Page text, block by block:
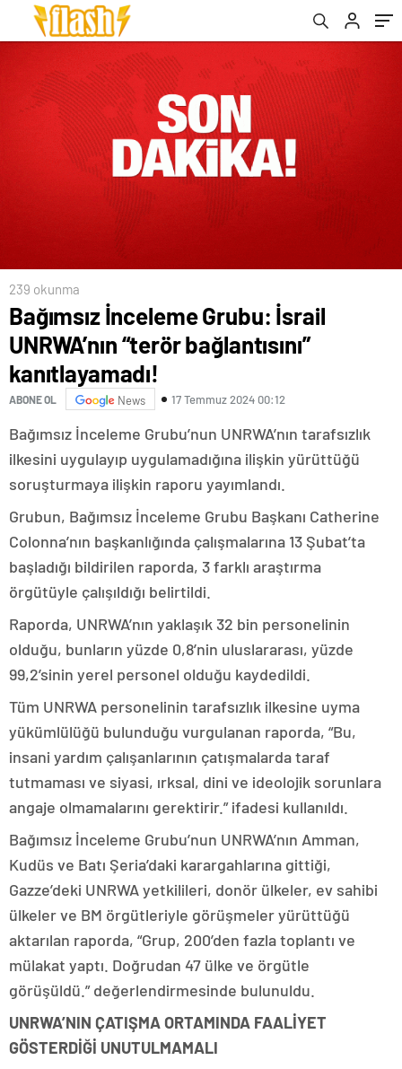
239 okunma
Bağımsız İnceleme Grubu: İsrail
UNRWA’nın “terör bağlantısını”
kanıtlayamadı!
ABONE OL News 17 Temmuz 2024 00:12
Bağımsız İnceleme Grubu’nun UNRWA’nın tarafsızlık
ilkesini uygulayıp uygulamadığına ilişkin yürüttüğü
soruşturmaya ilişkin raporu yayımlandı.
Grubun, Bağımsız İnceleme Grubu Başkanı Catherine
Colonna’nın başkanlığında çalışmalarına 13 Şubat’ta
başladığı bildirilen raporda, 3 farklı araştırma
örgütüyle çalışıldığı belirtildi.
Raporda, UNRWA’nın yaklaşık 32 bin personelinin
olduğu, bunların yüzde 0,8’nin uluslararası, yüzde
99,2’sinin yerel personel olduğu kaydedildi.
Tüm UNRWA personelinin tarafsızlık ilkesine uyma
yükümlülüğü bulunduğu vurgulanan raporda, “Bu,
insani yardım çalışanlarının çatışmalarda taraf
tutmaması ve siyasi, ırksal, dini ve ideolojik sorunlara
angaje olmamalarını gerektirir.” ifadesi kullanıldı.
Bağımsız İnceleme Grubu’nun UNRWA’nın Amman,
Kudüs ve Batı Şeria’daki karargahlarına gittiği,
Gazze’deki UNRWA yetkilileri, donör ülkeler, ev sahibi
ülkeler ve BM örgütleriyle görüşmeler yürüttüğü
aktarılan raporda, “Grup, 200’den fazla toplantı ve
mülakat yaptı. Doğrudan 47 ülke ve örgütle
görüşüldü.” değerlendirmesinde bulunuldu.
UNRWA’NIN ÇATIŞMA ORTAMINDA FAALİYET
GÖSTERDİĞİ UNUTULMAMALI